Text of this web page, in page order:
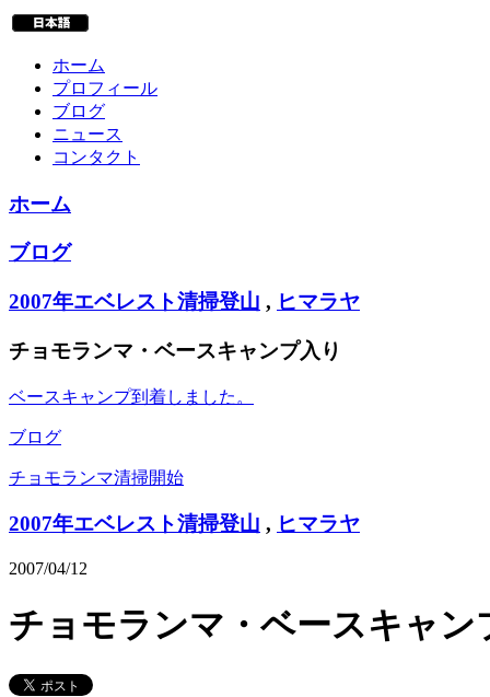
ホーム
プロフィール
ブログ
ニュース
コンタクト
ホーム
ブログ
2007年エベレスト清掃登山 , ヒマラヤ
チョモランマ・ベースキャンプ入り
ベースキャンプ到着しました。
ブログ
チョモランマ清掃開始
2007年エベレスト清掃登山 , ヒマラヤ
2007/04/12
チョモランマ・ベースキャン